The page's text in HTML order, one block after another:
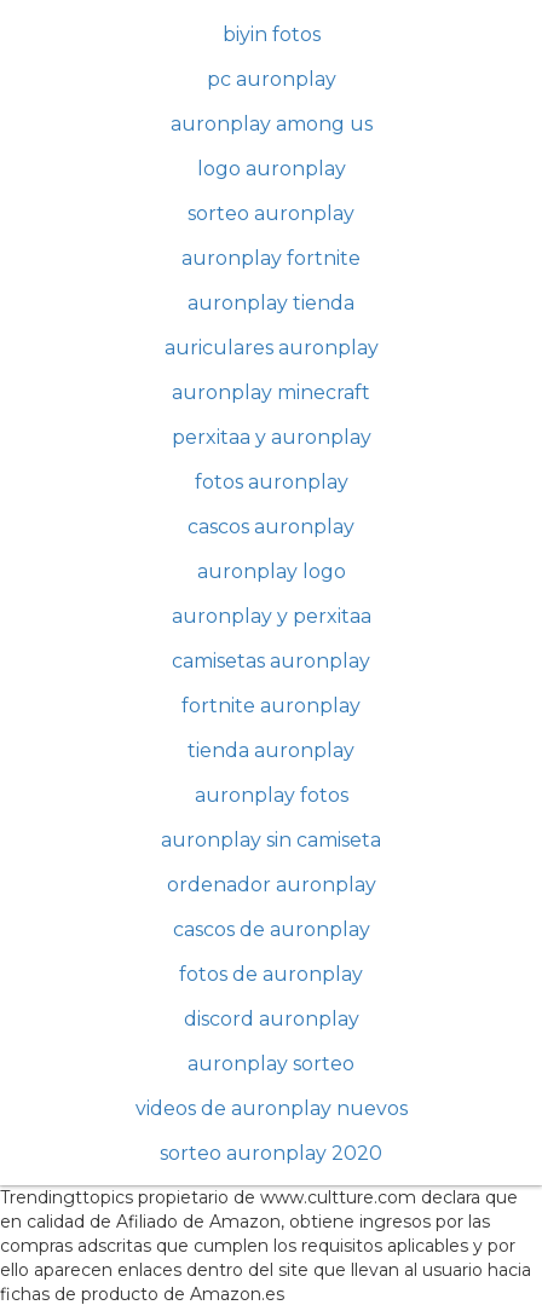
biyin fotos
pc auronplay
auronplay among us
logo auronplay
sorteo auronplay
auronplay fortnite
auronplay tienda
auriculares auronplay
auronplay minecraft
perxitaa y auronplay
fotos auronplay
cascos auronplay
auronplay logo
auronplay y perxitaa
camisetas auronplay
fortnite auronplay
tienda auronplay
auronplay fotos
auronplay sin camiseta
ordenador auronplay
cascos de auronplay
fotos de auronplay
discord auronplay
auronplay sorteo
videos de auronplay nuevos
sorteo auronplay 2020
Trendingttopics propietario de www.cultture.com declara que
en calidad de Afiliado de Amazon, obtiene ingresos por las
compras adscritas que cumplen los requisitos aplicables y por
ello aparecen enlaces dentro del site que llevan al usuario hacia
fichas de producto de Amazon.es